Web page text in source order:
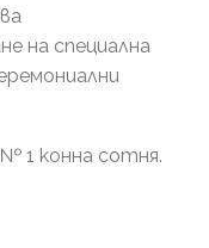
на специална
1 конна сотня.